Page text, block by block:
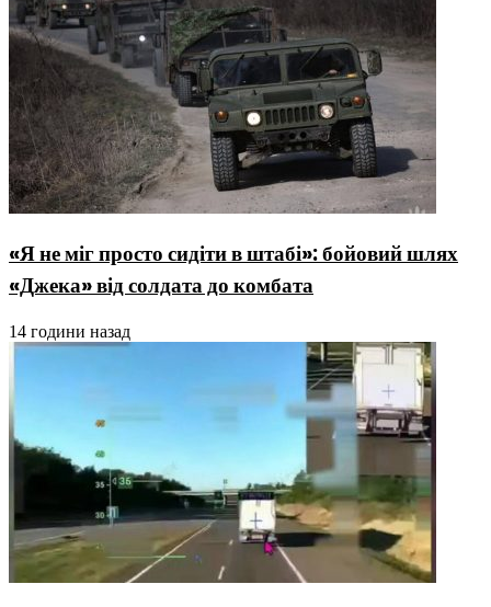
«Я не міг просто сидіти в штабі»: бойовий шлях
«Джека» від солдата до комбата
14 години назад